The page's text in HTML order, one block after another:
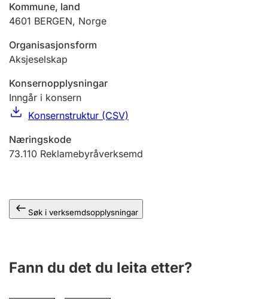
Ektepaktrettleiaren
Andre tema
Kommune, land
4601 BERGEN, Norge
Organisasjonsform
Aksjeselskap
Konsernopplysningar
Inngår i konsern
Konsernstruktur (CSV)
Næringskode
73.110 Reklamebyråverksemd
Søk i verksemdsopplysningar
Fann du det du leita etter?